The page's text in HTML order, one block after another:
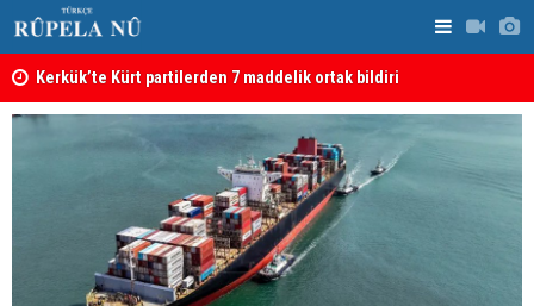
Kerkük’te Kürt partilerden 7 maddelik ortak bildiri